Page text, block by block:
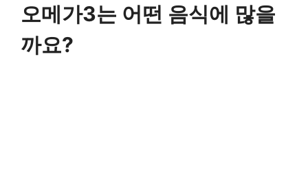
오메가3는 어떤 음식에 많을
까요?